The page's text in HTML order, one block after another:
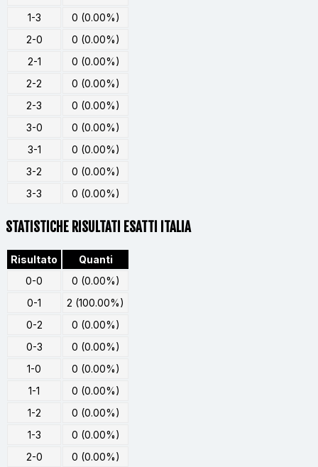
1-3
0 (0.00%)
2-0
0 (0.00%)
2-1
0 (0.00%)
2-2
0 (0.00%)
2-3
0 (0.00%)
3-0
0 (0.00%)
3-1
0 (0.00%)
3-2
0 (0.00%)
3-3
0 (0.00%)
STATISTICHE RISULTATI ESATTI ITALIA
Risultato
Quanti
0-0
0 (0.00%)
0-1
2 (100.00%)
0-2
0 (0.00%)
0-3
0 (0.00%)
1-0
0 (0.00%)
1-1
0 (0.00%)
1-2
0 (0.00%)
1-3
0 (0.00%)
2-0
0 (0.00%)